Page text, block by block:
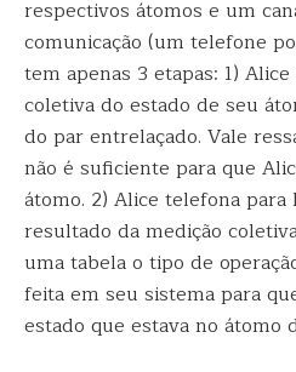
respectivos átomos e um
comunicação (um telefone
tem apenas 3 etapas: 1)
coletiva do estado de seu
do par entrelaçado. Vale
não é suficiente para que
átomo. 2) Alice telefona
resultado da medição
uma tabela o tipo de
feita em seu sistema para
estado que estava no átomo